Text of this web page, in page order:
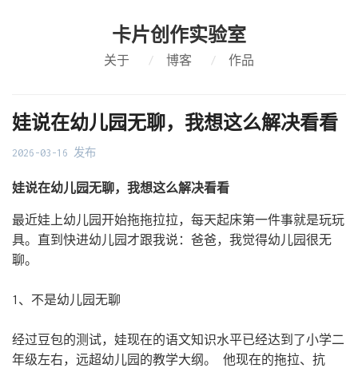
卡片创作实验室
关于 / 博客 / 作品
娃说在幼儿园无聊，我想这么解决看看
2026-03-16 发布
娃说在幼儿园无聊，我想这么解决看看
最近娃上幼儿园开始拖拖拉拉，每天起床第一件事就是玩玩
具。直到快进幼儿园才跟我说：爸爸，我觉得幼儿园很无
聊。
1、不是幼儿园无聊
经过豆包的测试，娃现在的语文知识水平已经达到了小学二
年级左右，远超幼儿园的教学大纲。 他现在的拖拉、抗